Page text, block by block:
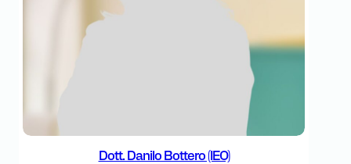
Dott. Danilo Bottero (IEO)